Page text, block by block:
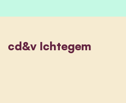
cd&v Ichtegem